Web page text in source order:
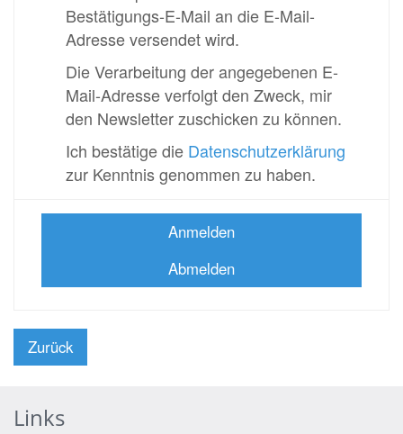
Bestätigungs-E-Mail an die E-Mail-
Adresse versendet wird.
Die Verarbeitung der angegebenen E-
Mail-Adresse verfolgt den Zweck, mir
den Newsletter zuschicken zu können.
Ich bestätige die Datenschutzerklärung
zur Kenntnis genommen zu haben.
Anmelden
Abmelden
Zurück
Links